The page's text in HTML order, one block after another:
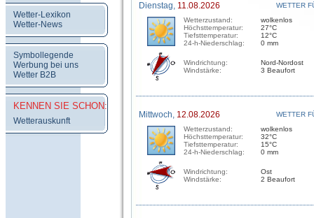
Wetter-Lexikon
Wetter-News
Symbollegende
Werbung bei uns
Wetter B2B
KENNEN SIE SCHON:
Wetterauskunft
Dienstag, 11.08.2026
WETTER
Wetterzustand:
Höchsttemperatur:
Tiefsttemperatur:
24-h-Niederschlag:
wolkenlos
27°C
12°C
0 mm
Windrichtung:
Windstärke:
Nord-Nordost
3 Beaufort
Mittwoch, 12.08.2026
WETTER
Wetterzustand:
Höchsttemperatur:
Tiefsttemperatur:
24-h-Niederschlag:
wolkenlos
32°C
15°C
0 mm
Windrichtung:
Windstärke:
Ost
2 Beaufort